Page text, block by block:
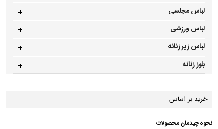
لباس مجلسی
لباس ورزشی
لباس زیر زنانه
بلوز زنانه
خرید بر اساس
نحوه چیدمان محصولات